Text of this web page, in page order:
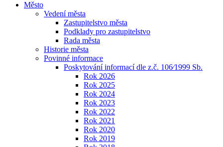
Město
Vedení města
Zastupitelstvo města
Podklady pro zastupitelstvo
Rada města
Historie města
Povinné informace
Poskytování informací dle z.č. 106⁄1999 Sb.
Rok 2026
Rok 2025
Rok 2024
Rok 2023
Rok 2022
Rok 2021
Rok 2020
Rok 2019